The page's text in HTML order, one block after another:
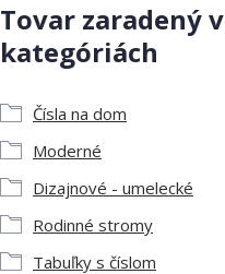
Tovar zaradený v
kategóriách
Čísla na dom
Moderné
Dizajnové - umelecké
Rodinné stromy
Tabuľky s číslom